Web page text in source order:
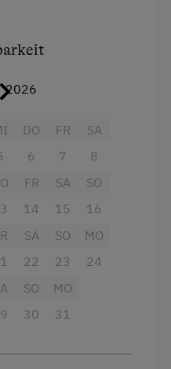
2026
DO
6
FR
7
SA
8
FR
14
SA
15
SO
16
SA
22
SO
23
MO
24
SO
30
MO
31